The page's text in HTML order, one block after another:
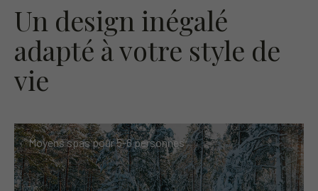
Un design inégalé
adapté à votre style de
vie
Moyens spas pour5-6 personnes